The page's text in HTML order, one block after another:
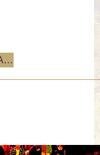
Accueil